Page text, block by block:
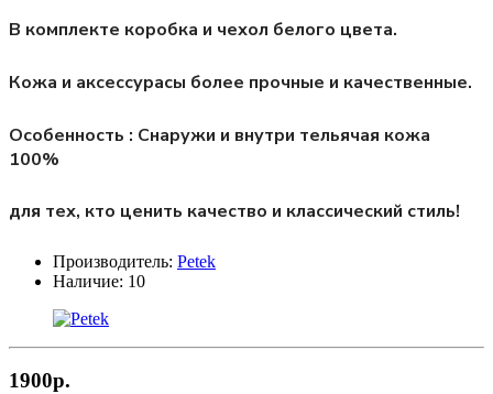
В комплекте коробка и чехол белого цвета.
Кожа и аксессурасы более прочные и качественные.
Особенность : Снаружи и внутри тельячая кожа
100%
для тех, кто ценить качество и классический стиль!
Производитель: Petek
Наличие: 10
1900р.